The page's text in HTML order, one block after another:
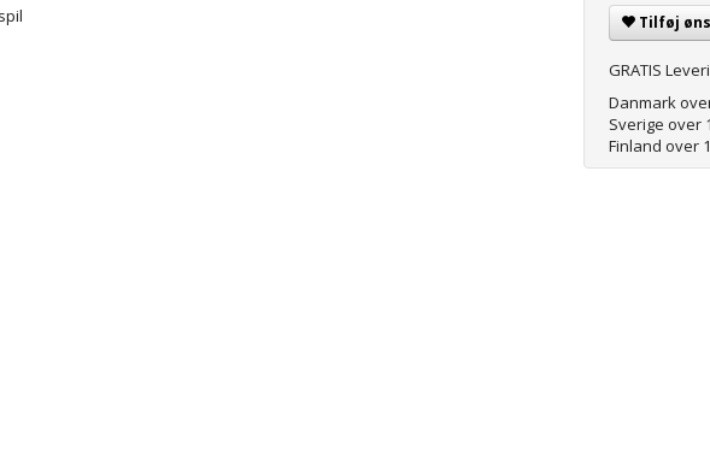
Tilføj
GRATIS
Danmark
Sverige over
Finland over